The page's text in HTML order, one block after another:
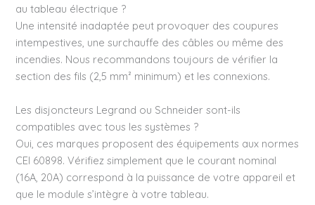
au tableau électrique ?
Une intensité inadaptée peut provoquer des coupures
intempestives, une surchauffe des câbles ou même des
incendies. Nous recommandons toujours de vérifier la
section des fils (2,5 mm² minimum) et les connexions.
Les disjoncteurs Legrand ou Schneider sont-ils
compatibles avec tous les systèmes ?
Oui, ces marques proposent des équipements aux normes
CEI 60898. Vérifiez simplement que le courant nominal
(16A, 20A) correspond à la puissance de votre appareil et
que le module s’intègre à votre tableau.